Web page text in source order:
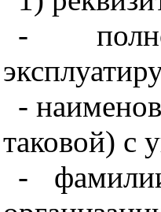
-
-
таковой) с
-